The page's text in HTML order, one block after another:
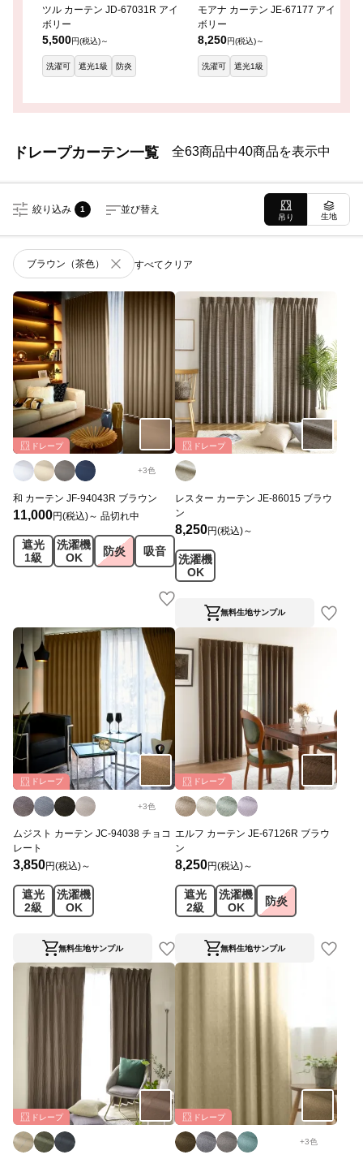
ツル カーテン JD-67031R アイ
ボリー
5,500円(税込)～
洗濯可 遮光1級 防炎
モアナ カーテン JE-67177 アイ
ボリー
8,250円(税込)～
洗濯可 遮光1級
ドレープカーテン一覧 全63商品中40商品を表示中
絞り込み 1 並び替え
吊り 生地
ブラウン（茶色） すべてクリア
ドレープ
+3色
和 カーテン JF-94043R ブラウン
11,000円(税込)～ 品切れ中
遮光
1級
洗濯機
OK
防炎 吸音
ドレープ
レスター カーテン JE-86015 ブラウ
ン
8,250円(税込)～
洗濯機
OK
無料生地サンプル
ドレープ
+3色
ムジスト カーテン JC-94038 チョコ
レート
3,850円(税込)～
遮光
2級
洗濯機
OK
無料生地サンプル
ドレープ
エルフ カーテン JE-67126R ブラウ
ン
8,250円(税込)～
遮光
2級
洗濯機
OK
防炎
無料生地サンプル
ドレープ ドレープ
+3色